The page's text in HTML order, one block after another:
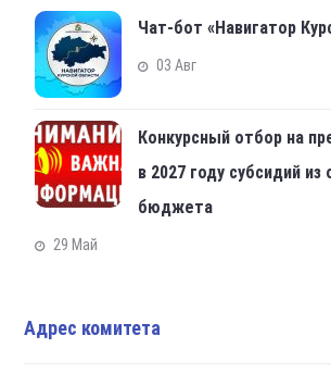
Чат-бот «Навигатор
03 Авг
Конкурсный отбор на
в 2027 году субсидий из
бюджета
29 Май
Адрес комитета